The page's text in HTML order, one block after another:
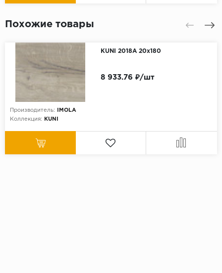
Похожие товары
KUNI 2018A 20x180
Производитель:
IMOLA
Коллекция:
KUNI
8 933.76 ₽/шт